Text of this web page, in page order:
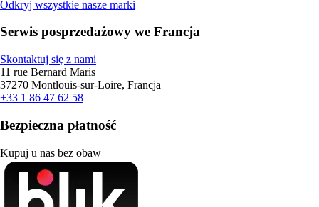
Odkryj wszystkie nasze marki
Serwis posprzedażowy we Francja
Skontaktuj się z nami
11 rue Bernard Maris
37270 Montlouis-sur-Loire, Francja
+33 1 86 47 62 58
Bezpieczna płatność
Kupuj u nas bez obaw